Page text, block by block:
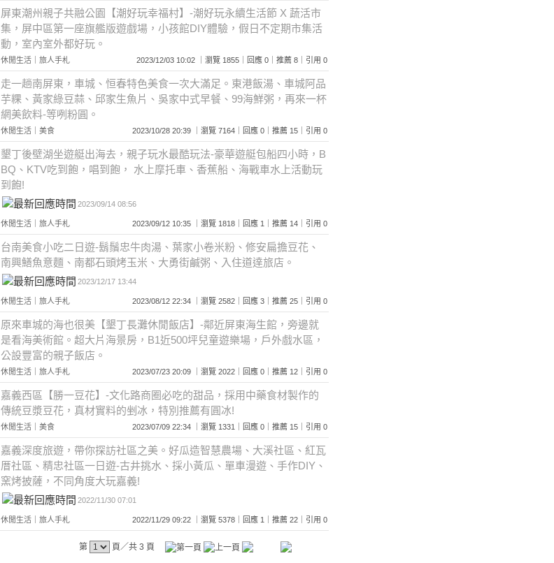
屏東潮州親子共融公園【潮好玩幸福村】-潮好玩永續生活節 X 蔬活市
集，屏中區第一座旗艦版遊戲場，小孩館DIY體驗，假日不定期市集活
動，室內室外都好玩。
休閒生活 旅人手札 2023/12/03 10:02 ｜瀏覽 1855｜回應 0｜推薦 8｜引用 0
走一趟南屏東，車城、恒春特色美食一次大滿足。東港飯湯、車城阿品
芋粿、黃家綠豆蒜、邱家生魚片、吳家中式早餐、99海鮮粥，再來一杯
網美飲料-等咧粉圓。
休閒生活 美食 2023/10/28 20:39 ｜瀏覽 7164｜回應 0｜推薦 15｜引用 0
墾丁後壁湖坐遊艇出海去，親子玩水最酷玩法-豪華遊艇包船四小時，B
BQ、KTV吃到飽，唱到飽， 水上摩托車、香蕉船、海戰車水上活動玩
到飽!
2023/09/14 08:56
休閒生活 旅人手札 2023/09/12 10:35 ｜瀏覽 1818｜回應 1｜推薦 14｜引用 0
台南美食小吃二日遊-鬍鬚忠牛肉湯、葉家小卷米粉、修安扁擔豆花、
南興鱔魚意麵、南都石頭烤玉米、大勇街鹹粥、入住道達旅店。
2023/12/17 13:44
休閒生活 旅人手札 2023/08/12 22:34 ｜瀏覽 2582｜回應 3｜推薦 25｜引用 0
原來車城的海也很美【墾丁長灘休閒飯店】-鄰近屏東海生館，旁邊就
是看海美術館。超大片海景房，B1近500坪兒童遊樂場，戶外戲水區，
公設豐富的親子飯店。
休閒生活 旅人手札 2023/07/23 20:09 ｜瀏覽 2022｜回應 0｜推薦 12｜引用 0
嘉義西區【勝一豆花】-文化路商圈必吃的甜品，採用中藥食材製作的
傳統豆漿豆花，真材實料的剉冰，特別推薦有圓冰!
休閒生活 美食 2023/07/09 22:34 ｜瀏覽 1331｜回應 0｜推薦 15｜引用 0
嘉義深度旅遊，帶你探訪社區之美。好瓜造智慧農場、大溪社區、紅瓦
厝社區、精忠社區一日遊-古井挑水、採小黃瓜、單車漫遊、手作DIY、
窯烤披薩，不同角度大玩嘉義!
2022/11/30 07:01
休閒生活 旅人手札 2022/11/29 09:22 ｜瀏覽 5378｜回應 1｜推薦 22｜引用 0
第 頁／共 3 頁